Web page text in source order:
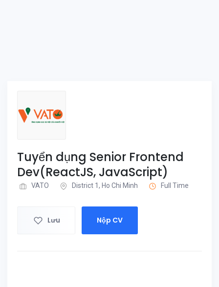
Tuyển dụng Senior Frontend
Dev(ReactJS, JavaScript)
VATO District 1, Ho Chi Minh Full Time
Lưu Nộp CV